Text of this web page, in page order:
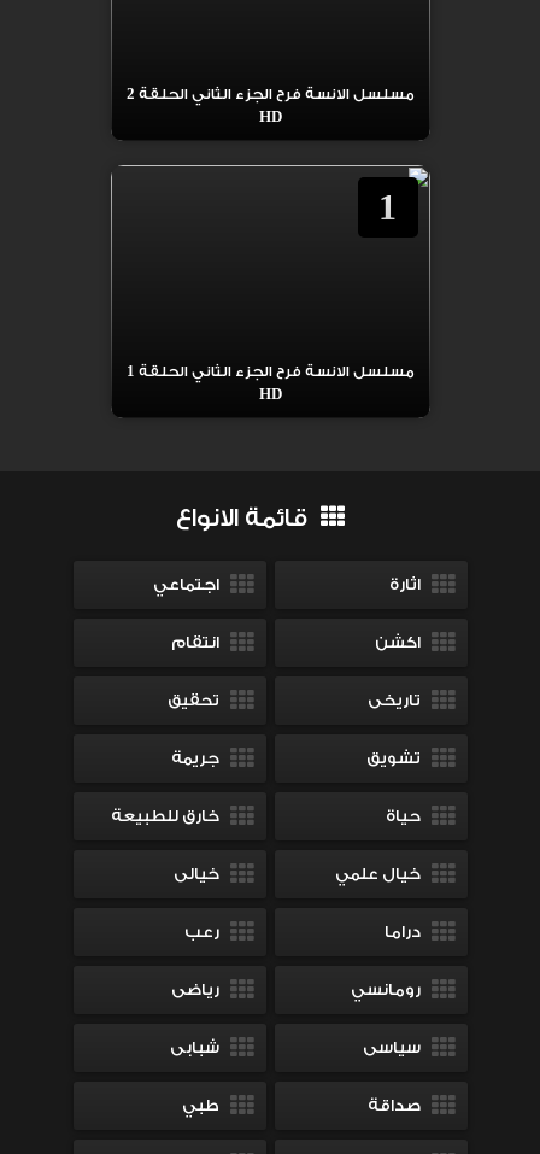
مسلسل الانسة فرح الجزء الثاني الحلقة 2
HD
1
مسلسل الانسة فرح الجزء الثاني الحلقة 1
HD
قائمة الانواع
اثارة اجتماعي
اكشن انتقام
تاريخى تحقيق
تشويق جريمة
حياة خارق للطبيعة
خيال علمي خيالى
دراما رعب
رومانسي رياضى
سياسى شبابى
صداقة طبي